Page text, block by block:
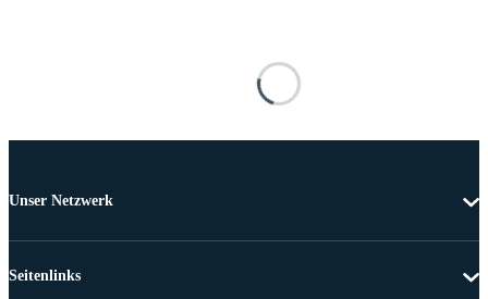
Unser Netzwerk
Seitenlinks